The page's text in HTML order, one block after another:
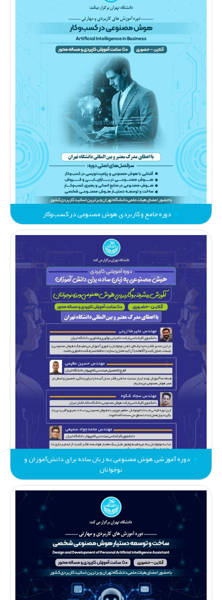
دوره جامع و کاربردی هوش مصنوعی در کسب‌وکار
دوره آموزشی هوش مصنوعی به زبان ساده برای دانش‌آموزان و
نوجوانان